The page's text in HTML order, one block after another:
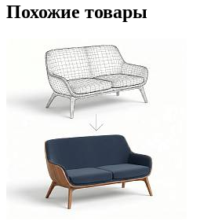
Похожие товары